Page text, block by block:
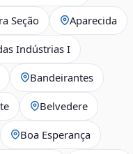
Seção Aparecida
Indústrias I
Bandeirantes
Belvedere
Boa Esperança